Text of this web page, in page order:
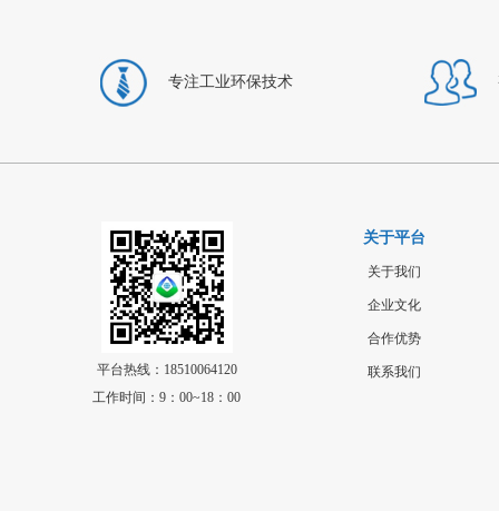
专注工业环保技术
平台热线：18510064120
工作时间：9：00~18：00
关于平台
关于我们
企业文化
合作优势
联系我们